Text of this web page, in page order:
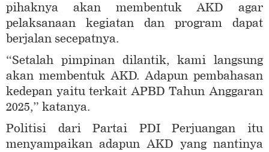
pihaknya akan membentuk AKD agar
pelaksanaan kegiatan dan program dapat
berjalan secepatnya.
“Setalah pimpinan dilantik, kami langsung
akan membentuk AKD. Adapun pembahasan
kedepan yaitu terkait APBD Tahun Anggaran
2025,” katanya.
Politisi dari Partai PDI Perjuangan itu
menyampaikan adapun AKD yang nantinya